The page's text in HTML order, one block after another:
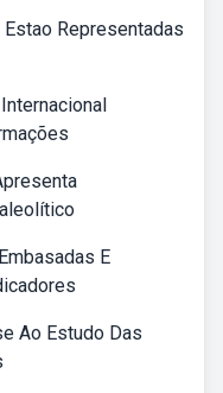
Representadas
E
Ao Estudo Das